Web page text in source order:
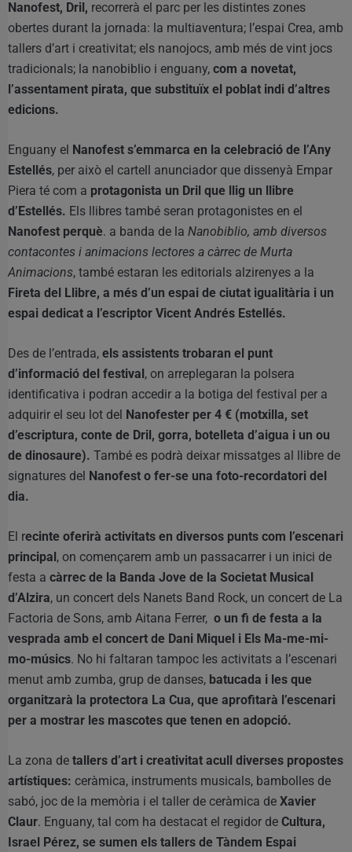
Nanofest, Dril, recorrerà el parc per les distintes zones
obertes durant la jornada: la multiaventura; l’espai Crea, amb
tallers d’art i creativitat; els nanojocs, amb més de vint jocs
tradicionals; la nanobiblio i enguany, com a novetat,
l’assentament pirata, que substituïx el poblat indi d’altres
edicions.
Enguany el Nanofest s’emmarca en la celebració de l’Any
Estellés, per això el cartell anunciador que dissenyà Empar
Piera té com a protagonista un Dril que llig un llibre
d’Estellés. Els llibres també seran protagonistes en el
Nanofest perquè. a banda de la Nanobiblio, amb diversos
contacontes i animacions lectores a càrrec de Murta
Animacions, també estaran les editorials alzirenyes a la
Fireta del Llibre, a més d’un espai de ciutat igualitària i un
espai dedicat a l’escriptor Vicent Andrés Estellés.
Des de l’entrada, els assistents trobaran el punt
d’informació del festival, on arreplegaran la polsera
identificativa i podran accedir a la botiga del festival per a
adquirir el seu lot del Nanofester per 4 € (motxilla, set
d’escriptura, conte de Dril, gorra, botelleta d’aigua i un ou
de dinosaure). També es podrà deixar missatges al llibre de
signatures del Nanofest o fer-se una foto-recordatori del
dia.
El recinte oferirà activitats en diversos punts com l’escenari
principal, on començarem amb un passacarrer i un inici de
festa a càrrec de la Banda Jove de la Societat Musical
d’Alzira, un concert dels Nanets Band Rock, un concert de La
Factoria de Sons, amb Aitana Ferrer, o un fi de festa a la
vesprada amb el concert de Dani Miquel i Els Ma-me-mi-
mo-músics. No hi faltaran tampoc les activitats a l’escenari
menut amb zumba, grup de danses, batucada i les que
organitzarà la protectora La Cua, que aprofitarà l’escenari
per a mostrar les mascotes que tenen en adopció.
La zona de tallers d’art i creativitat acull diverses propostes
artístiques: ceràmica, instruments musicals, bambolles de
sabó, joc de la memòria i el taller de ceràmica de Xavier
Claur. Enguany, tal com ha destacat el regidor de Cultura,
Israel Pérez, se sumen els tallers de Tàndem Espai